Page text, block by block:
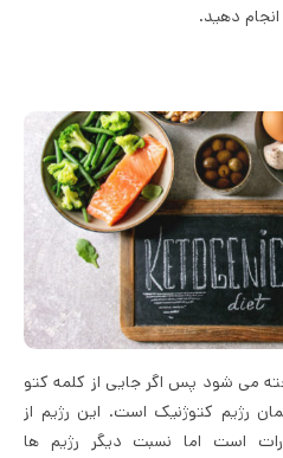
دهید.
می شود پس اگر جایی از کلمه کتو
رژیم کتوژنیک است. این رژیم از
است اما نسبت دیگر رژیم ها